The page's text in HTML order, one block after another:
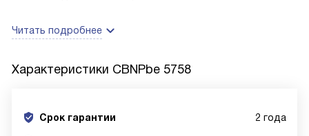
Читать подробнее
Характеристики CBNPbe 5758
Срок гарантии 2 года